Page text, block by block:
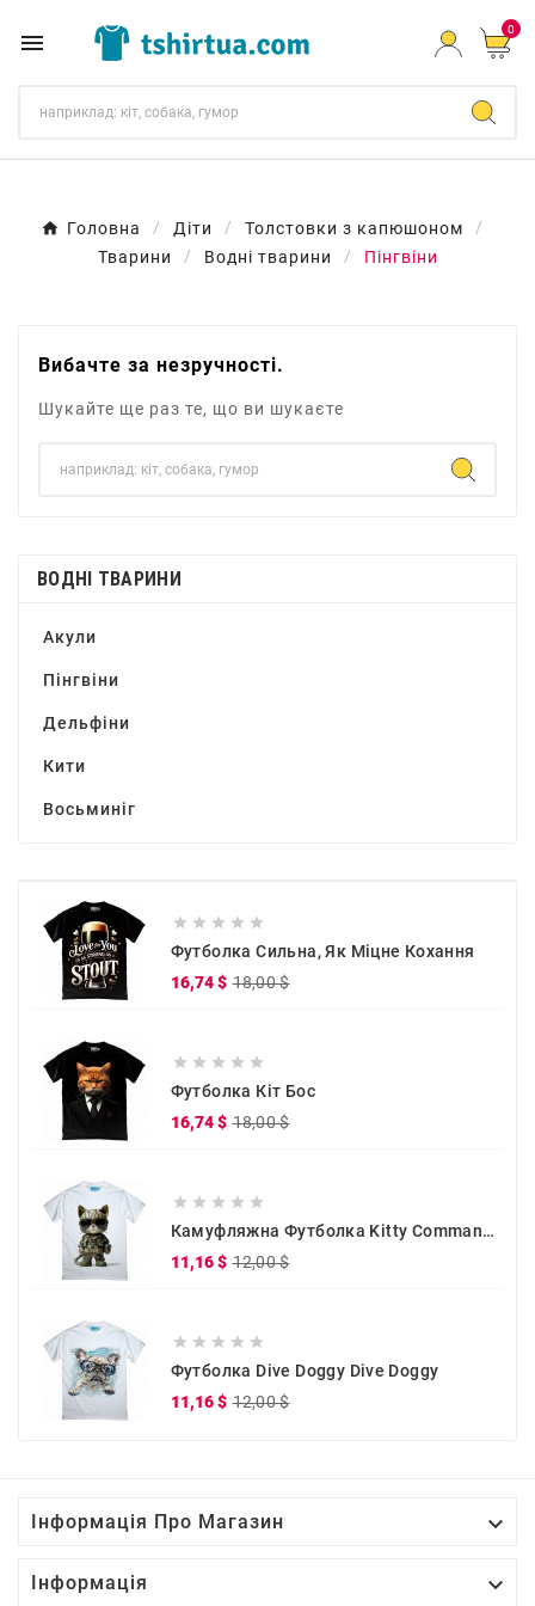
 0
Головна Діти
Толстовки з капюшоном
Тварини
Водні тварини Пінгвіни
Вибачте за незручності.
Шукайте ще раз те, що ви шукаєте
ВОДНІ ТВАРИНИ
Акули
Пінгвіни
Дельфіни
Кити
Восьминіг
    
Футболка Сильна, Як Міцне Кохання
16,74 $ 18,00 $
    
Футболка Кіт Бос
16,74 $ 18,00 $
    
Камуфляжна Футболка Kitty Commander
11,16 $ 12,00 $
    
Футболка Dive Doggy Dive Doggy
11,16 $ 12,00 $
Інформація Про Магазин 
Інформація 